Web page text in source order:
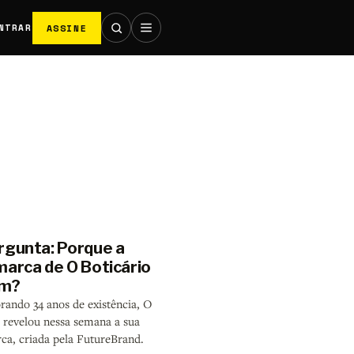
ASSINE
Porque a
de O Boticário
34 anos de existência, O
nessa semana a sua
criada pela FutureBrand.